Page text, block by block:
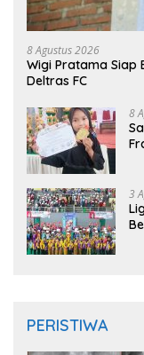
8 Agustus 2026
Wigi Pratama Siap
Deltras FC
8
3
PERISTIWA